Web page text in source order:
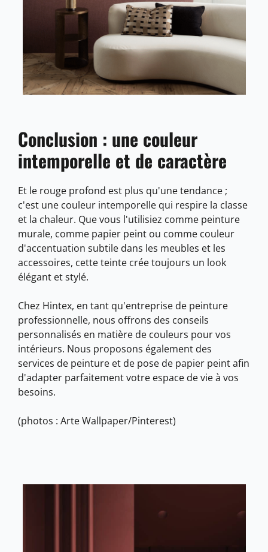
Conclusion : une couleur
intemporelle et de caractère
Et le rouge profond est plus qu'une tendance ;
c'est une couleur intemporelle qui respire la classe
et la chaleur. Que vous l'utilisiez comme peinture
murale, comme papier peint ou comme couleur
d'accentuation subtile dans les meubles et les
accessoires, cette teinte crée toujours un look
élégant et stylé.
Chez Hintex, en tant qu'entreprise de peinture
professionnelle, nous offrons des conseils
personnalisés en matière de couleurs pour vos
intérieurs. Nous proposons également des
services de peinture et de pose de papier peint afin
d'adapter parfaitement votre espace de vie à vos
besoins.
(photos : Arte Wallpaper/Pinterest)